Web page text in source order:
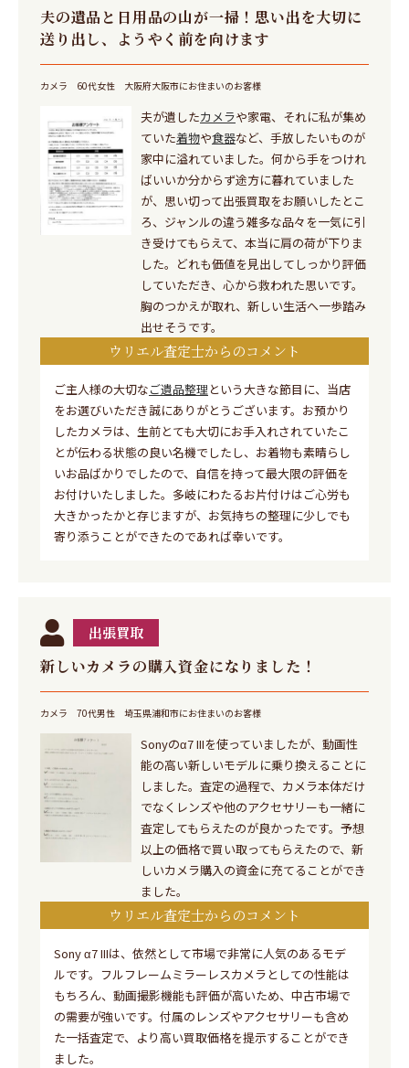
夫の遺品と日用品の山が一掃！思い出を大切に
送り出し、ようやく前を向けます
カメラ 60代女性 大阪府大阪市にお住まいのお客様
夫が遺したカメラや家電、それに私が集め
ていた着物や食器など、手放したいものが
家中に溢れていました。何から手をつけれ
ばいいか分からず途方に暮れていました
が、思い切って出張買取をお願いしたとこ
ろ、ジャンルの違う雑多な品々を一気に引
き受けてもらえて、本当に肩の荷が下りま
した。どれも価値を見出してしっかり評価
していただき、心から救われた思いです。
胸のつかえが取れ、新しい生活へ一歩踏み
出せそうです。
ウリエル査定士からのコメント
ご主人様の大切なご遺品整理という大きな節目に、当店
をお選びいただき誠にありがとうございます。お預かり
したカメラは、生前とても大切にお手入れされていたこ
とが伝わる状態の良い名機でしたし、お着物も素晴らし
いお品ばかりでしたので、自信を持って最大限の評価を
お付けいたしました。多岐にわたるお片付けはご心労も
大きかったかと存じますが、お気持ちの整理に少しでも
寄り添うことができたのであれば幸いです。
新しいカメラの購入資金になりました！
出張買取
カメラ 70代男性 埼玉県浦和市にお住まいのお客様
Sonyのα7 IIIを使っていましたが、動画性
能の高い新しいモデルに乗り換えることに
しました。査定の過程で、カメラ本体だけ
でなくレンズや他のアクセサリーも一緒に
査定してもらえたのが良かったです。予想
以上の価格で買い取ってもらえたので、新
しいカメラ購入の資金に充てることができ
ました。
ウリエル査定士からのコメント
Sony α7 IIIは、依然として市場で非常に人気のあるモデ
ルです。フルフレームミラーレスカメラとしての性能は
もちろん、動画撮影機能も評価が高いため、中古市場で
の需要が強いです。付属のレンズやアクセサリーも含め
た一括査定で、より高い買取価格を提示することができ
ました。